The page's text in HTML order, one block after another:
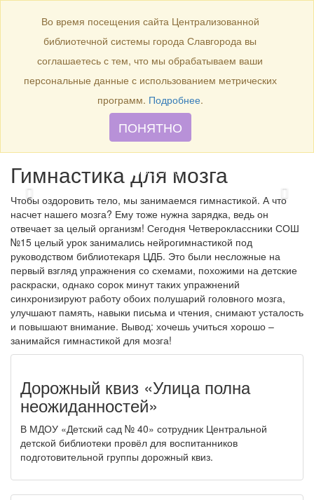
задолженность
г. Славгород,
ул. Луначарского, 144
8 (38568)5-12-20
Правила пользования
Наши сотрудники
Новые книги Рекомендуем прочитать
Журнальный стол Памятки читателю
Гимнастика для мозга
Чтобы оздоровить тело, мы занимаемся гимнастикой. А что
насчет нашего мозга? Ему тоже нужна зарядка, ведь он
отвечает за целый организм! Сегодня Четвероклассники СОШ
№15 целый урок занимались нейрогимнастикой под
руководством библиотекаря ЦДБ. Это были несложные на
первый взгляд упражнения со схемами, похожими на детские
раскраски, однако сорок минут таких упражнений
синхронизируют работу обоих полушарий головного мозга,
улучшают память, навыки письма и чтения, снимают усталость
и повышают внимание. Вывод: хочешь учиться хорошо –
занимайся гимнастикой для мозга!
Дорожный квиз «Улица полна
неожиданностей»
В МДОУ «Детский сад № 40» сотрудник Центральной
детской библиотеки провёл для воспитанников
подготовительной группы дорожный квиз.
Во время посещения сайта Централизованной
библиотечной системы города Славгорода вы
соглашаетесь с тем, что мы обрабатываем ваши
персональные данные с использованием метрических
программ. Подробнее.
ПОНЯТНО